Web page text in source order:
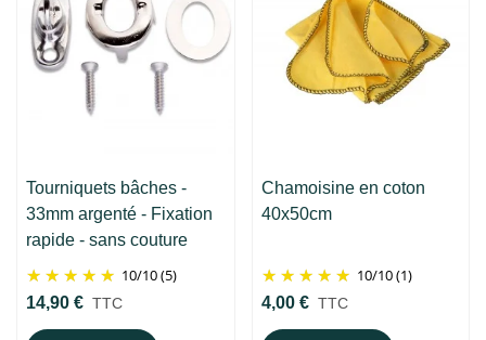
Tourniquets bâches -
33mm argenté - Fixation
rapide - sans couture
10/10(5)
14,90 € TTC
Chamoisine en coton
40x50cm
10/10(1)
4,00 € TTC